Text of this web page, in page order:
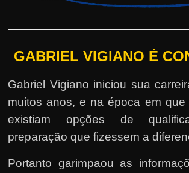
GABRIEL VIGIANO É
Gabriel Vigiano iniciou sua
muitos anos, e na época em que
existiam opções de
preparação que fizessem a
Portanto garimpaou as